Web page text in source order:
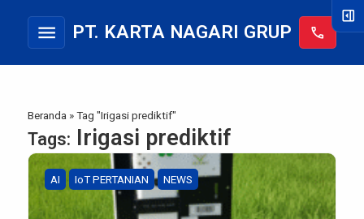
menu PT. KARTA NAGARI GRUP call
Beranda »Tag "Irigasi prediktif"
Tags: Irigasi prediktif
AI IoT PERTANIAN NEWS
right_panel_open